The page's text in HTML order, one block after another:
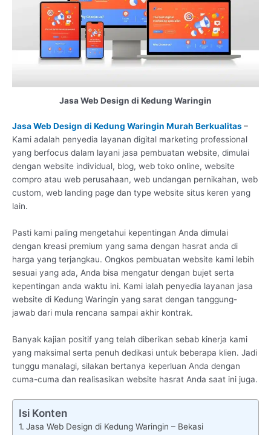
Jasa Web Design di Kedung Waringin
Jasa Web Design di Kedung Waringin Murah Berkualitas–
Kami adalah penyedia layanan digital marketing professional
yang berfocus dalam layani jasa pembuatan website, dimulai
dengan website individual, blog, web toko online, website
compro atau web perusahaan, web undangan pernikahan, web
custom, web landing page dan type website situs keren yang
lain.
Pasti kami paling mengetahui kepentingan Anda dimulai
dengan kreasi premium yang sama dengan hasrat anda di
harga yang terjangkau. Ongkos pembuatan website kami lebih
sesuai yang ada, Anda bisa mengatur dengan bujet serta
kepentingan anda waktu ini. Kami ialah penyedia layanan jasa
website di Kedung Waringin yang sarat dengan tanggung-
jawab dari mula rencana sampai akhir kontrak.
Banyak kajian positif yang telah diberikan sebab kinerja kami
yang maksimal serta penuh dedikasi untuk beberapa klien. Jadi
tunggu manalagi, silakan bertanya keperluan Anda dengan
cuma-cuma dan realisasikan website hasrat Anda saat ini juga.
Isi Konten
Jasa Web Design di Kedung Waringin – Bekasi